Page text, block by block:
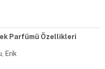
Parfümü Özellikleri
Erik